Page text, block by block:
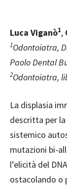
Luca Viganò1,
1Odontoiatra,
Paolo Dental
2Odontoiatra,
La displasia
descritta per
sistemico
mutazioni bi-
l’elicità del
ostacolando o